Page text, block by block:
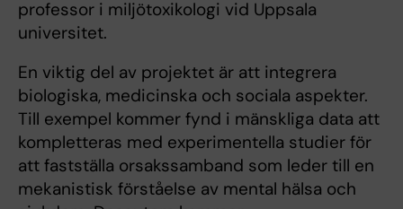
professor i miljötoxikologi vid Uppsala
universitet.
En viktig del av projektet är att integrera
biologiska, medicinska och sociala aspekter.
Till exempel kommer fynd i mänskliga data att
kompletteras med experimentella studier för
att fastställa orsakssamband som leder till en
mekanistisk förståelse av mental hälsa och